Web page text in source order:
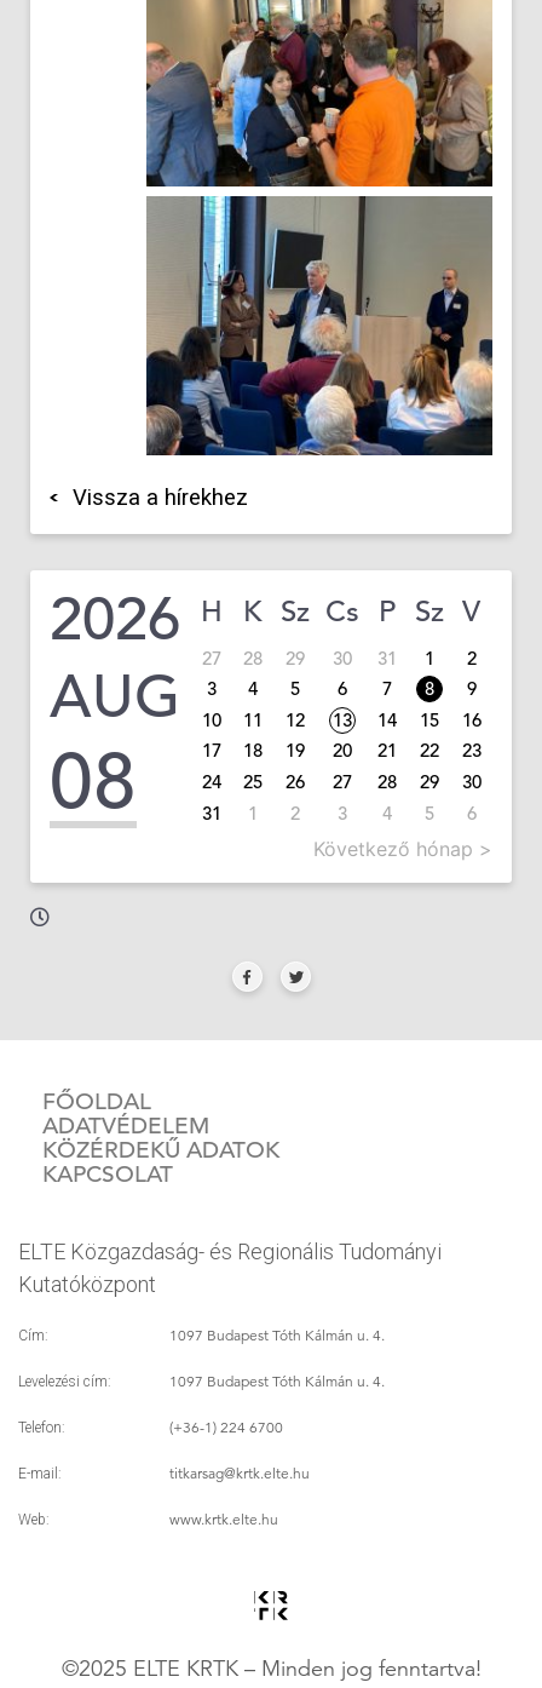
Vissza a hírekhez
2026
AUG
08
H K Sz Cs P Sz V
27 28 29 30 31 1
2
3
4 5 6 7 8
9
10
11 12 13 14 15
16
17
18 19 20 21 22
23
24
25 26 27 28 29
30
31
1 2 3 4 5 6
Következő hónap >
FŐOLDAL
ADATVÉDELEM
KÖZÉRDEKŰ ADATOK
KAPCSOLAT
ELTE Közgazdaság- és Regionális Tudományi
Kutatóközpont
Cím: 1097 Budapest Tóth Kálmán u. 4.
Levelezési cím: 1097 Budapest Tóth Kálmán u. 4.
Telefon: (+36-1) 224 6700
E-mail: titkarsag@krtk.elte.hu
Web: www.krtk.elte.hu
©2025 ELTE KRTK – Minden jog fenntartva!